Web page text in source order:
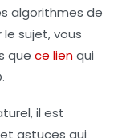
algorithmes de
le sujet, vous
que ce lienqui
, il est
astuces qui